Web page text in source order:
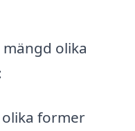
olika
former